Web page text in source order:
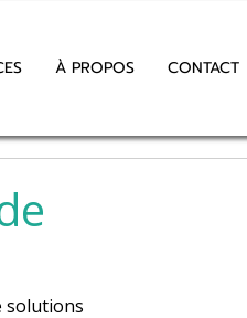
À PROPOS CONTACT
solutions